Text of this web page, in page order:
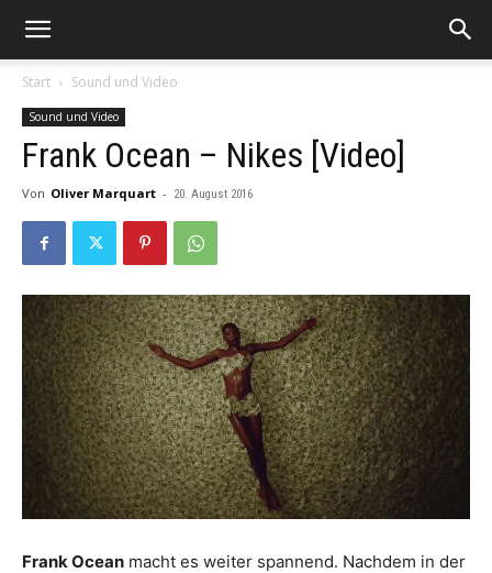
Start Sound und Video
Sound und Video
Frank Ocean – Nikes [Video]
Von Oliver Marquart - 20. August 2016
Frank Ocean macht es weiter spannend. Nachdem in der